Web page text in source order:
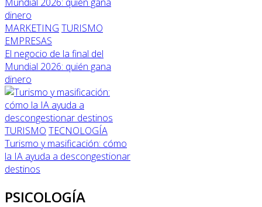
MARKETING TURISMO
EMPRESAS
El negocio de la final del
Mundial 2026: quién gana
dinero
TURISMO TECNOLOGÍA
Turismo y masificación: cómo
la IA ayuda a descongestionar
destinos
PSICOLOGÍA